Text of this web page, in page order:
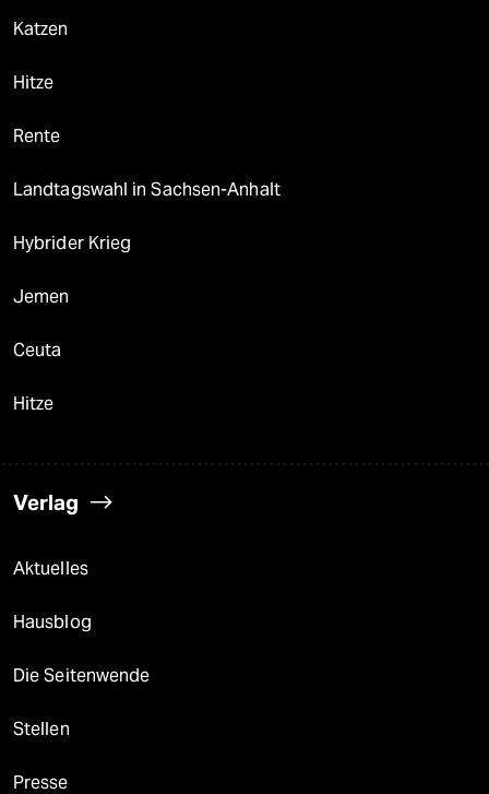
Katzen
Hitze
Rente
Landtagswahl in Sachsen-Anhalt
Hybrider Krieg
Jemen
Ceuta
Hitze
Verlag
Aktuelles
Hausblog
Die Seitenwende
Stellen
Presse